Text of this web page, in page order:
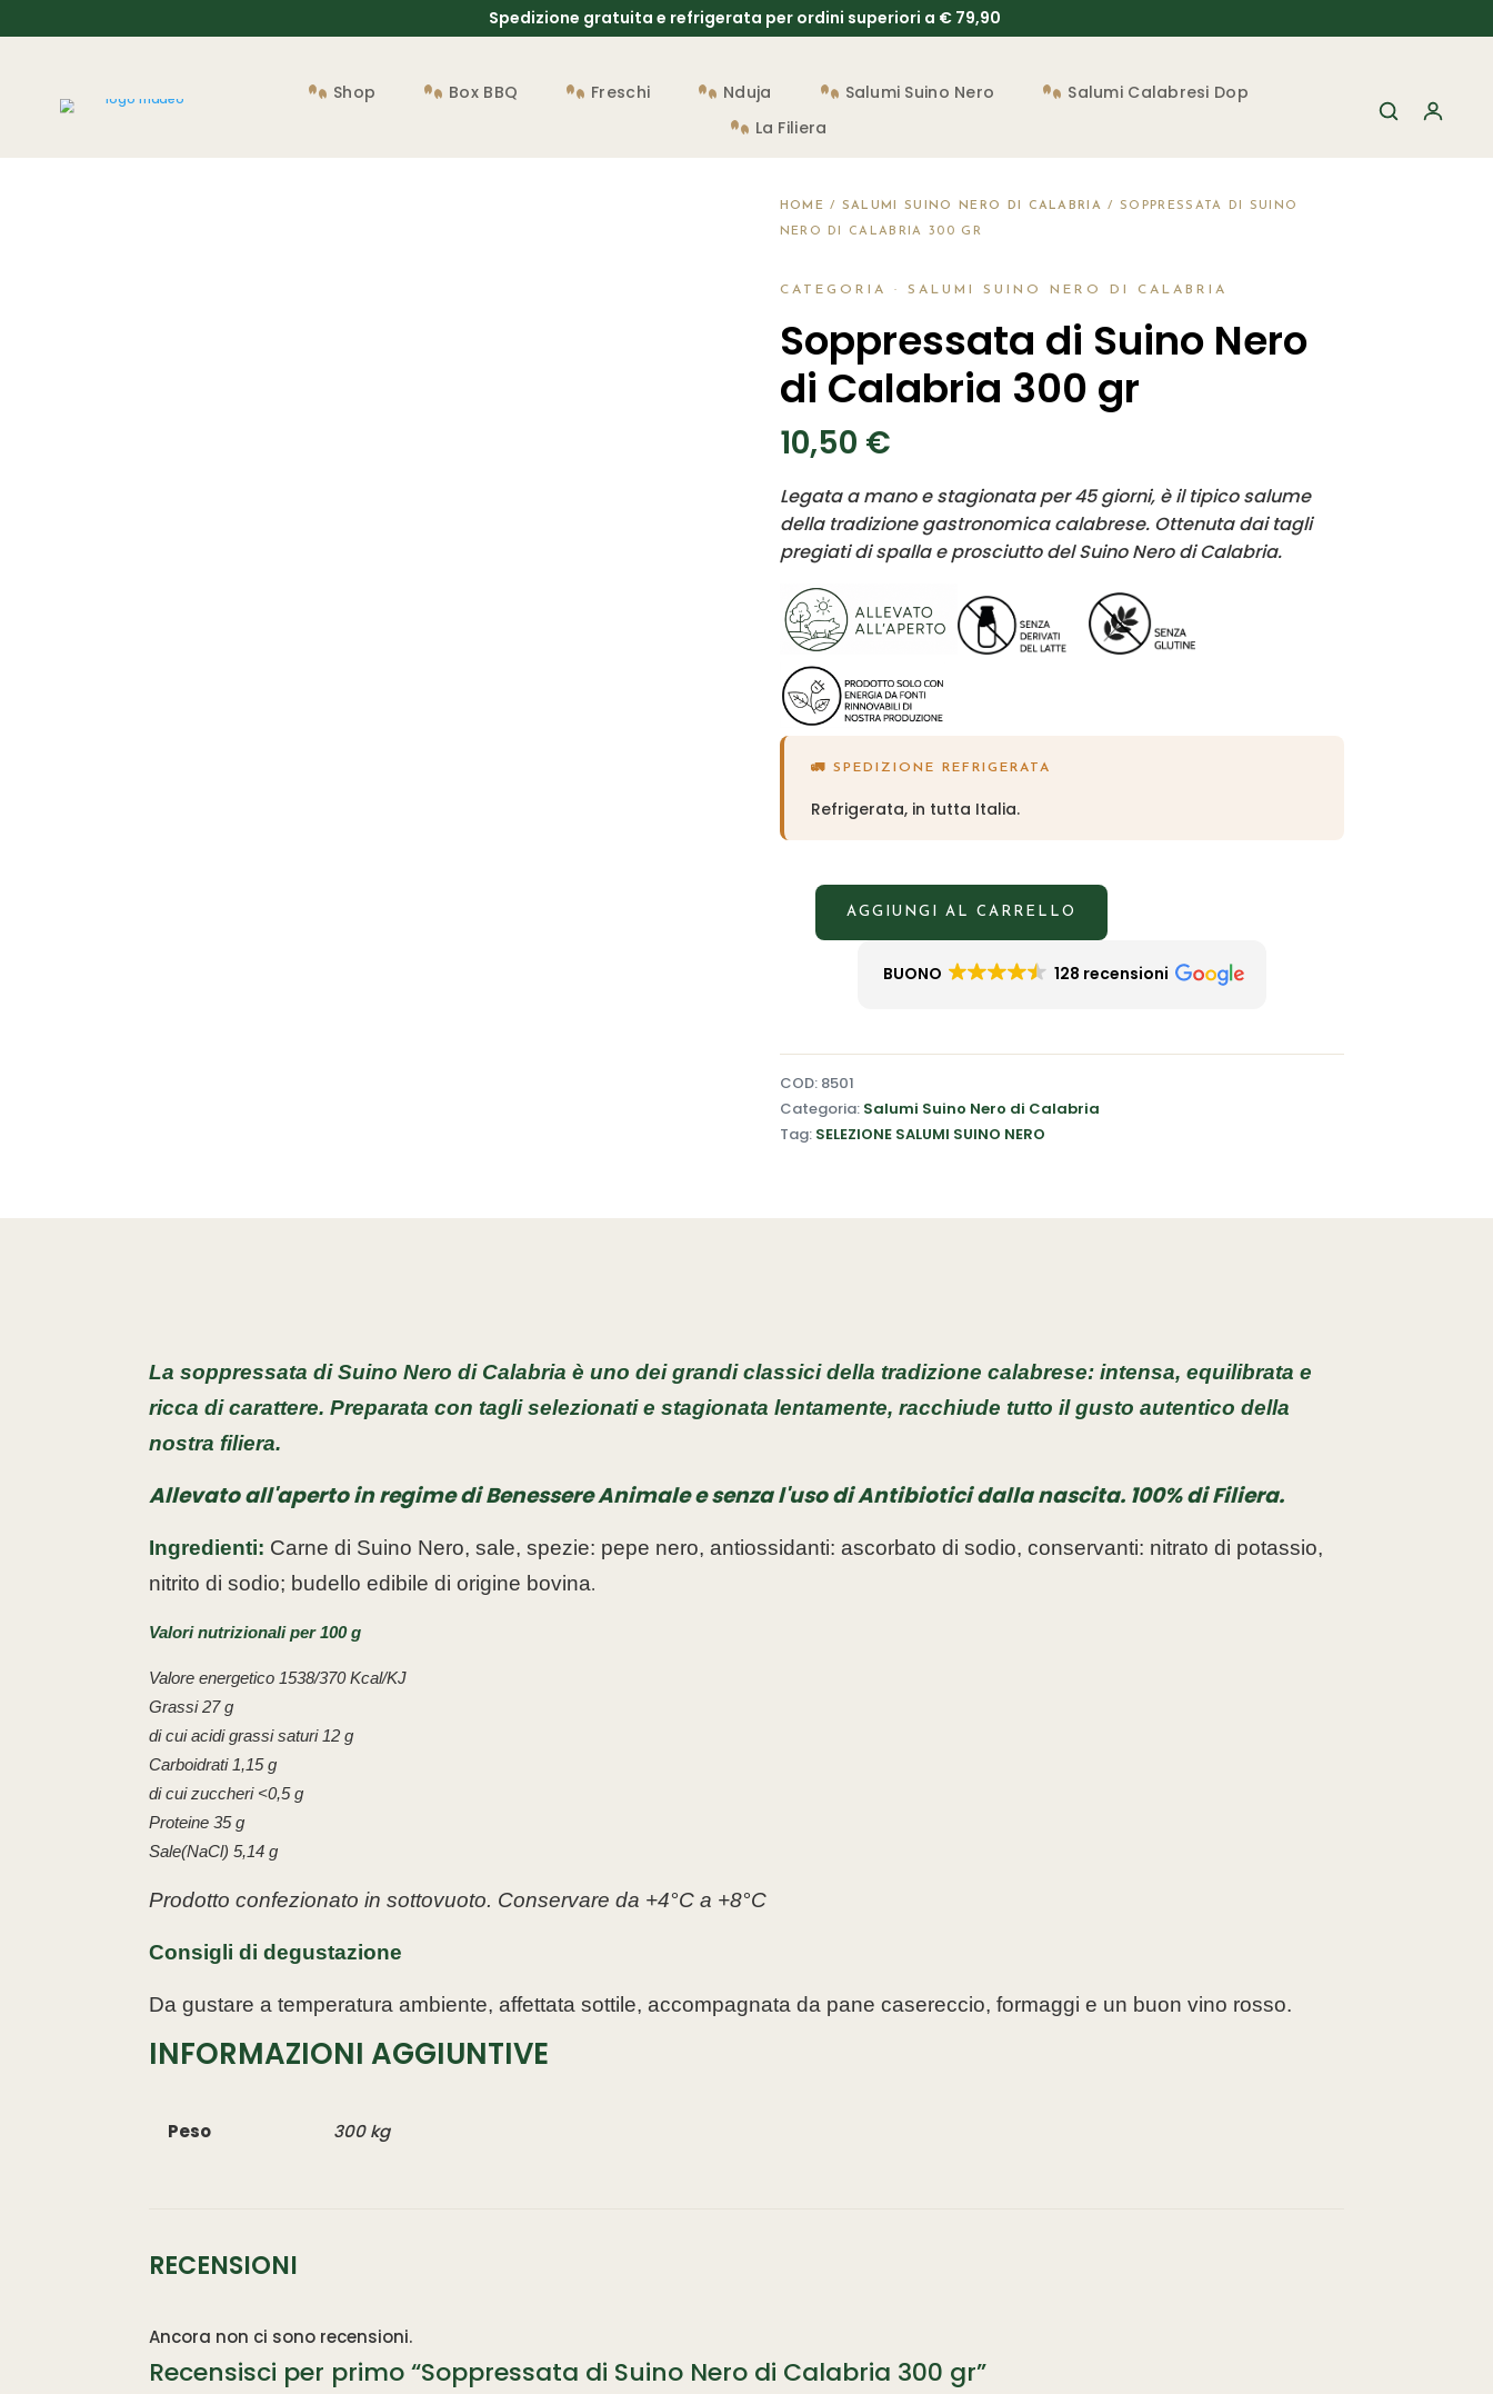
Spedizione gratuita e refrigerata per ordini superiori a € 79,90
Shop Box BBQ Freschi Nduja Salumi Suino Nero
Salumi Calabresi Dop
La Filiera
HOME / SALUMI SUINO NERO DI CALABRIA / SOPPRESSATA DI SUINO
NERO DI CALABRIA 300 GR
CATEGORIA · SALUMI SUINO NERO DI CALABRIA
Soppressata di Suino Nero
di Calabria 300 gr
10,50 €
Legata a mano e stagionata per 45 giorni, è il tipico salume
della tradizione gastronomica calabrese. Ottenuta dai tagli
pregiati di spalla e prosciuttodel Suino Nero di Calabria.
🚛 SPEDIZIONE REFRIGERATA
Refrigerata, in tutta Italia.
AGGIUNGI AL CARRELLO
BUONO 128 recensioni
COD: 8501
Categoria: Salumi Suino Nero di Calabria
Tag: SELEZIONE SALUMI SUINO NERO
La soppressata di Suino Nero di Calabria è uno dei grandi classici della tradizione calabrese: intensa, equilibrata e
ricca dicarattere. Preparata con tagli selezionati e stagionata lentamente, racchiude tutto il gusto autentico della
nostra filiera.
Allevato all'aperto in regime di Benessere Animale e senza l'uso di Antibiotici dalla nascita. 100% di Filiera.
Ingredienti: Carne di Suino Nero, sale, spezie: pepe nero, antiossidanti: ascorbato di sodio, conservanti: nitrato di potassio,
nitrito di sodio; budello edibile di origine bovina.
Valori nutrizionali per 100 g
Valore energetico 1538/370 Kcal/KJ
Grassi 27 g
di cui acidi grassi saturi 12 g
Carboidrati 1,15 g
di cui zuccheri <0,5 g
Proteine 35 g
Sale(NaCl) 5,14 g
Prodotto confezionato insottovuoto. Conservare da +4°C a +8°C
Consigli di degustazione
Da gustare a temperatura ambiente, affettata sottile, accompagnata da pane casereccio, formaggi e un buon vino rosso.
INFORMAZIONI AGGIUNTIVE
Peso 300 kg
RECENSIONI
Ancora non ci sono recensioni.
Recensisci per primo “Soppressata di Suino Nero di Calabria 300 gr”